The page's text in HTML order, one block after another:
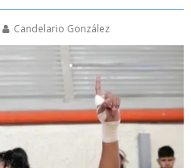
Candelario González